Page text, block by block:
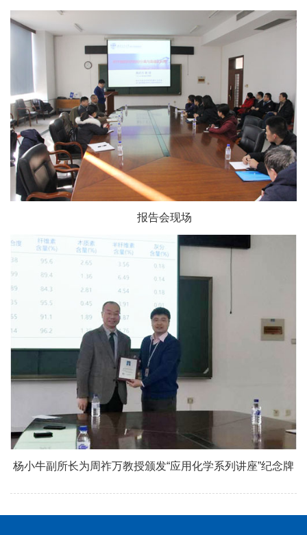
报告会现场
杨小牛副所长为周祚万教授颁发“应用化学系列讲座”纪念牌